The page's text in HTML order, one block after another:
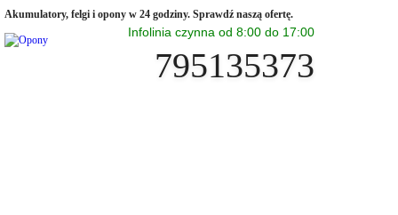
Akumulatory, felgi i opony w 24 godziny. Sprawdź naszą ofertę.
Infolinia czynna od 8:00 do 17:00
795135373